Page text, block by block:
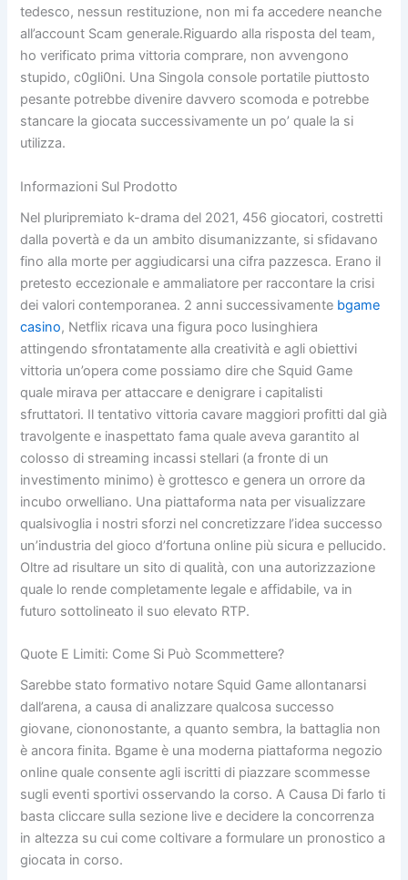
tedesco, nessun restituzione, non mi fa accedere neanche
all’account Scam generale.Riguardo alla risposta del team,
ho verificato prima vittoria comprare, non avvengono
stupido, c0gli0ni. Una Singola console portatile piuttosto
pesante potrebbe divenire davvero scomoda e potrebbe
stancare la giocata successivamente un po’ quale la si
utilizza.
Informazioni Sul Prodotto
Nel pluripremiato k-drama del 2021, 456 giocatori, costretti
dalla povertà e da un ambito disumanizzante, si sfidavano
fino alla morte per aggiudicarsi una cifra pazzesca. Erano il
pretesto eccezionale e ammaliatore per raccontare la crisi
dei valori contemporanea. 2 anni successivamente bgame
casino, Netflix ricava una figura poco lusinghiera
attingendo sfrontatamente alla creatività e agli obiettivi
vittoria un’opera come possiamo dire che Squid Game
quale mirava per attaccare e denigrare i capitalisti
sfruttatori. Il tentativo vittoria cavare maggiori profitti dal già
travolgente e inaspettato fama quale aveva garantito al
colosso di streaming incassi stellari (a fronte di un
investimento minimo) è grottesco e genera un orrore da
incubo orwelliano. Una piattaforma nata per visualizzare
qualsivoglia i nostri sforzi nel concretizzare l’idea successo
un’industria del gioco d’fortuna online più sicura e pellucido.
Oltre ad risultare un sito di qualità, con una autorizzazione
quale lo rende completamente legale e affidabile, va in
futuro sottolineato il suo elevato RTP.
Quote E Limiti: Come Si Può Scommettere?
Sarebbe stato formativo notare Squid Game allontanarsi
dall’arena, a causa di analizzare qualcosa successo
giovane, ciononostante, a quanto sembra, la battaglia non
è ancora finita. Bgame è una moderna piattaforma negozio
online quale consente agli iscritti di piazzare scommesse
sugli eventi sportivi osservando la corso. A Causa Di farlo ti
basta cliccare sulla sezione live e decidere la concorrenza
in altezza su cui come coltivare a formulare un pronostico a
giocata in corso.